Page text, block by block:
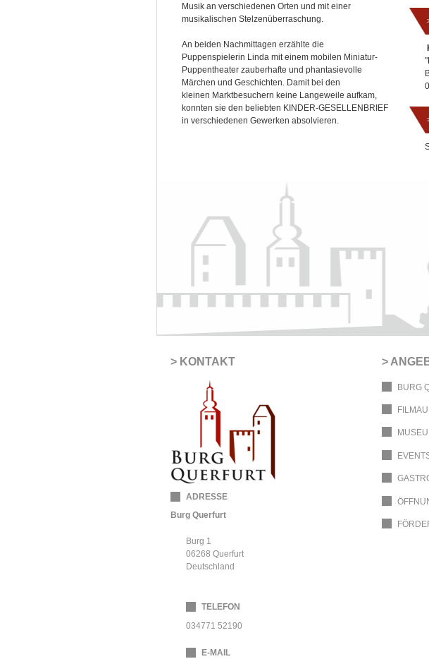
Musik an verschiedenen Orten und mit einer
musikalischen Stelzenüberraschung.
An beiden Nachmittagen erzählte die
Puppenspielerin Linda mit einem mobilen Miniatur-
Puppentheater zauberhafte und phantasievolle
Märchen und Geschichten. Damit bei den
kleinen Marktbesuchern keine Langeweile aufkam,
konnten sie den beliebten KINDER-GESELLENBRIEF
in verschiedenen Gewerken absolvieren.
KONTAKT
ADRESSE
Burg Querfurt
Burg 1
06268 Querfurt
Deutschland
TELEFON
034771 52190
E-MAIL
BURG